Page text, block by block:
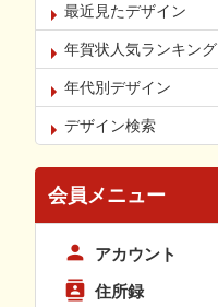
最近見たデザイン
年賀状人気ランキング
年代別デザイン
デザイン検索
会員メニュー
アカウント
住所録